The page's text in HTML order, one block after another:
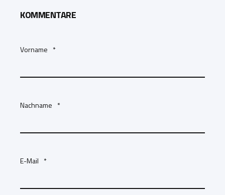
KOMMENTARE
Vorname *
Nachname *
E-Mail *